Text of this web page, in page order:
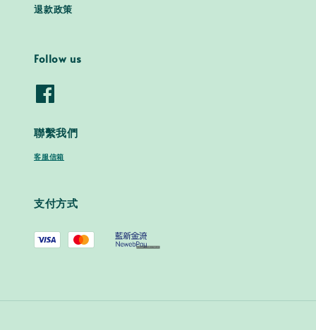
退款政策
Follow us
聯繫我們
客服信箱
支付方式